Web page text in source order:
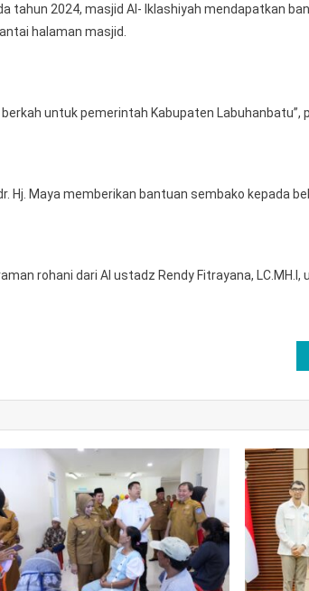
tahun 2024, masjid Al- Iklashiyah mendapatkan
halaman masjid.
untuk pemerintah Kabupaten Labuhanbatu”,
Hj. Maya memberikan bantuan sembako kepada
rohani dari Al ustadz Rendy Fitrayana,